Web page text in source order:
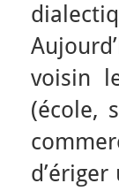
voisin
(école,